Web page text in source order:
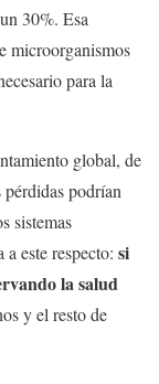
30%. Esa
microorganismos
para la
global, de
podrían
sistemas
este respecto: si
la salud
y el resto de